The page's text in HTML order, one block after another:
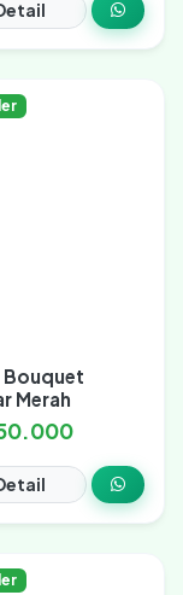
Bouquet
Merah